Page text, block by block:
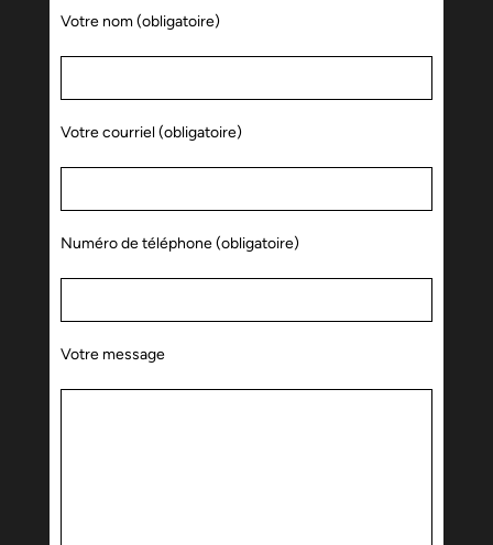
Votre nom (obligatoire)
Votre courriel (obligatoire)
Numéro de téléphone (obligatoire)
Votre message